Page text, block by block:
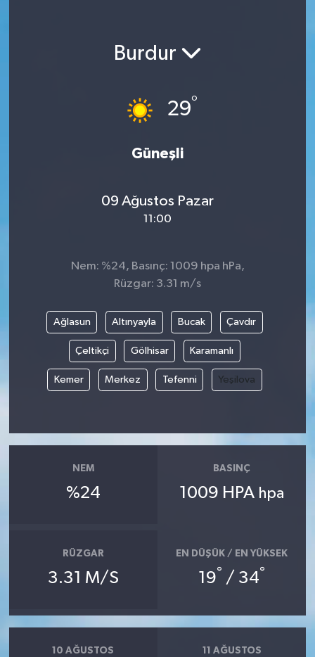
Burdur
29°
Güneşli
09 Ağustos Pazar
11:00
Nem: %24, Basınç: 1009 hpa hPa,
Rüzgar: 3.31 m/s
Ağlasun Altınyayla Bucak Çavdır
Çeltikçi Gölhisar Karamanlı
Kemer Merkez Tefenni Yeşilova
NEM
%24
BASINÇ
1009 HPA hpa
RÜZGAR
3.31 M/S
EN DÜŞÜK / EN YÜKSEK
19° / 34°
10 AĞUSTOS 11 AĞUSTOS